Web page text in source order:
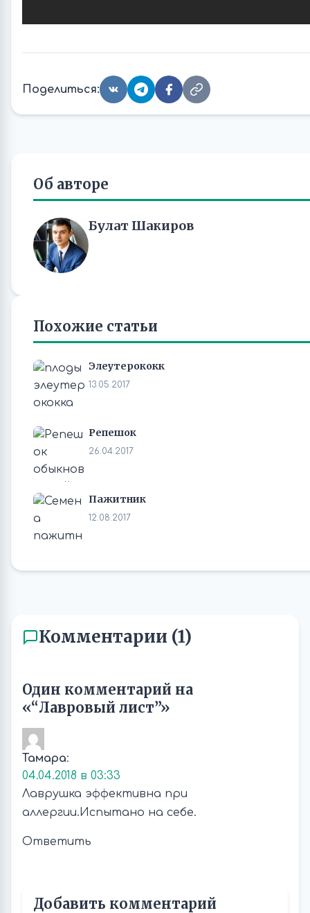
Поделиться:
Об авторе
Булат Шакиров
Похожие статьи
Элеутерококк
13.05.2017
Репешок
26.04.2017
Пажитник
12.08.2017
Комментарии (1)
Один комментарий на
«“Лавровый лист”»
Тамара:
04.04.2018 в 03:33
Лаврушка эффективна при
аллергии.Испытано на себе.
Ответить
Добавить комментарий